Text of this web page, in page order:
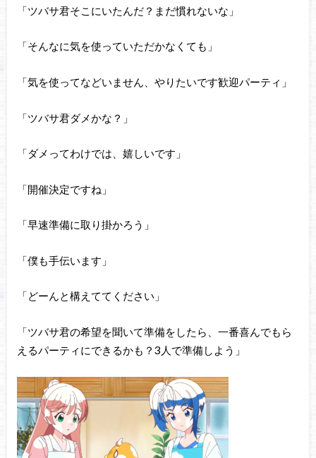
「ツバサ君そこにいたんだ？まだ慣れないな」
「そんなに気を使っていただかなくても」
「気を使ってなどいません、やりたいです歓迎パーティ」
「ツバサ君ダメかな？」
「ダメってわけでは、嬉しいです」
「開催決定ですね」
「早速準備に取り掛かろう」
「僕も手伝います」
「どーんと構えててください」
「ツバサ君の希望を聞いて準備をしたら、一番喜んでもら
えるパーティにできるかも？3人で準備しよう」